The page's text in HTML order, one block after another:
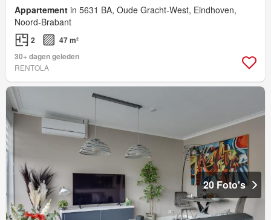
Appartement in 5631 BA, Oude Gracht-West, Eindhoven,
Noord-Brabant
2
47 m²
30+ dagen geleden
RENTOLA
20 Foto's